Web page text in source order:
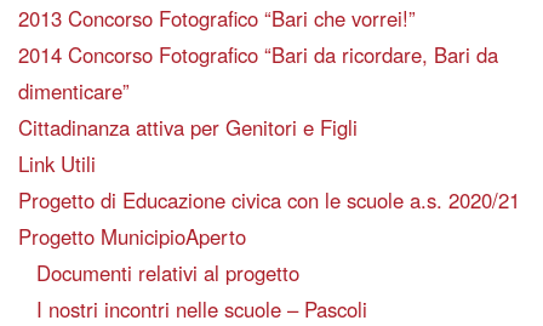
2013 Concorso Fotografico “Bari che vorrei!”
2014 Concorso Fotografico “Bari da ricordare, Bari da
dimenticare”
Cittadinanza attiva per Genitori e Figli
Link Utili
Progetto di Educazione civica con le scuole a.s. 2020/21
Progetto MunicipioAperto
Documenti relativi al progetto
I nostri incontri nelle scuole – Pascoli